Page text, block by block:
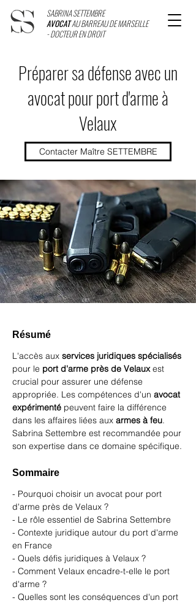
SABRINA SETTEMBRE
AVOCATAU BARREAU DE MARSEILLE
- DOCTEUR EN DROIT
Préparer sa défense avec un
avocat pour port d'arme à
Velaux
Contacter Maître SETTEMBRE
Résumé
L'accès aux services juridiques spécialisés
pour le port d'arme près de Velaux est
crucial pour assurer une défense
appropriée. Les compétences d'un avocat
expérimenté peuvent faire la différence
dans les affaires liées aux armes à feu.
Sabrina Settembre est recommandée pour
son expertise dans ce domaine spécifique.
Sommaire
- Pourquoi choisir un avocat pour port
d'arme près de Velaux ?
- Le rôle essentiel de Sabrina Settembre
- Contexte juridique autour du port d'arme
en France
- Quels défis juridiques à Velaux ?
- Comment Velaux encadre-t-elle le port
d'arme ?
- Quelles sont les conséquences d'un port